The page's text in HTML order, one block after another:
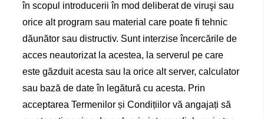
în scopul introducerii în mod deliberat de viruşi sau
orice alt program sau material care poate fi tehnic
dăunător sau distructiv. Sunt interzise încercările de
acces neautorizat la acestea, la serverul pe care
este găzduit acesta sau la orice alt server, calculator
sau bază de date în legătură cu acesta. Prin
acceptarea Termenilor și Condițiilor vă angajați să